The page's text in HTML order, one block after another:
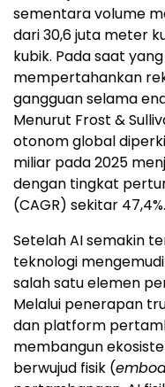
sementara volume
dari 30,6 juta meter
kubik. Pada saat
mempertahankan
gangguan selama
Menurut Frost &
otonom global
miliar pada 2025
dengan tingkat
(CAGR) sekitar 47,4%.
Setelah AI semakin
teknologi
salah satu elemen
Melalui penerapan
dan platform
membangun
berwujud fisik (